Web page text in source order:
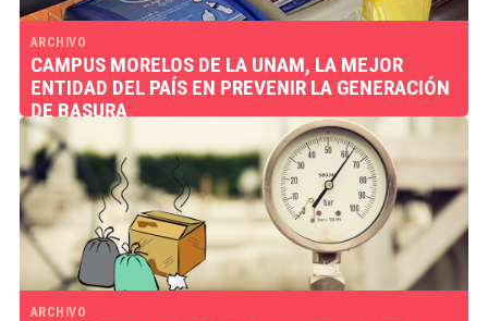
ARCHIVO
CAMPUS MORELOS DE LA UNAM, LA MEJOR
ENTIDAD DEL PAÍS EN PREVENIR LA GENERACIÓN
DE BASURA
ARCHIVO